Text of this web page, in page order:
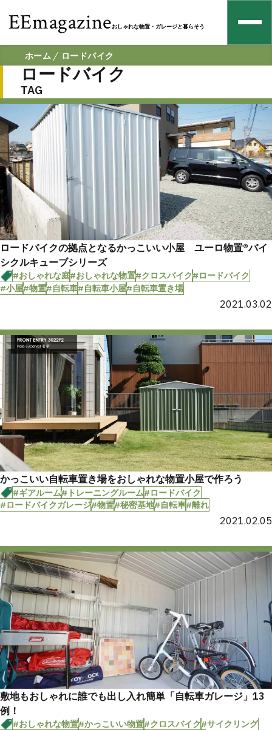
EEmagazineおしゃれな物置・ガレージと暮らそう
ホーム ロードバイク
ロードバイク
TAG
ロードバイクの拠点となるかっこいい小屋 ユーロ物置®︎バイ
シクルキューブシリーズ
#おしゃれな庭#おしゃれな物置#クロスバイク#ロードバイク
#小屋#物置#自転車#自転車小屋#自転車置き場
2021.03.02
かっこいい自転車置き場をおしゃれな物置小屋で作ろう
#ギアルーム#トレーニングルーム#ロードバイク
#ロードバイクガレージ#物置#秘密基地#自転車#離れ
2021.02.05
敷地もおしゃれに誰でも出し入れ簡単「自転車ガレージ」13
例！
#おしゃれな物置#かっこいい物置#クロスバイク#サイクリング